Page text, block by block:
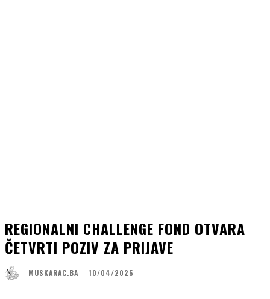
REGIONALNI CHALLENGE FOND OTVARA
ČETVRTI POZIV ZA PRIJAVE
MUSKARAC.BA 10/04/2025